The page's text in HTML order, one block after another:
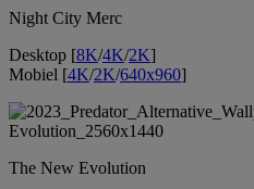
Night City Merc
Desktop [8K/4K/2K]
Mobiel [4K/2K/640x960]
The New Evolution